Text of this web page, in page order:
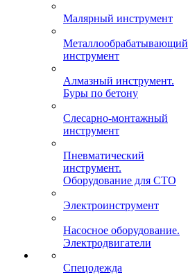
Малярный инструмент
Металлообрабатывающий
инструмент
Алмазный инструмент.
Буры по бетону
Слесарно-монтажный
инструмент
Пневматический
инструмент.
Оборудование для СТО
Электроинструмент
Насосное оборудование.
Электродвигатели
Спецодежда